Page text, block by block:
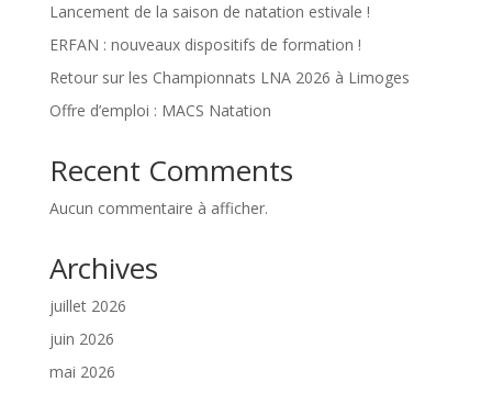
Lancement de la saison de natation estivale !
ERFAN : nouveaux dispositifs de formation !
Retour sur les Championnats LNA 2026 à Limoges
Offre d’emploi : MACS Natation
Recent Comments
Aucun commentaire à afficher.
Archives
juillet 2026
juin 2026
mai 2026